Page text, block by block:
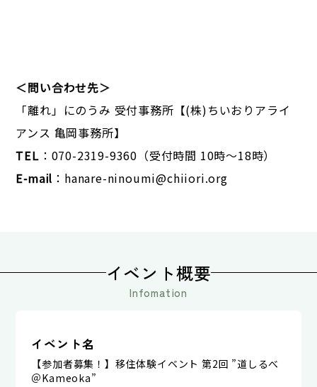
＜問い合わせ先＞
「離れ」にのうみ 受付事務所【(株)ちいおりアライ
アンス 亀岡事務所】
TEL ：070-2319-9360（受付時間 10時～18時）
E-mail ： hanare-ninoumi@chiiori.org
イベント概要
Infomation
イベント名
【参加者募集！】移住体験イベント 第2回 ”道しるべ
＠Kameoka”